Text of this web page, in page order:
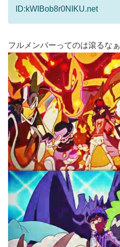
ID:kWIBob8r0NIKU.net
フルメンバーってのは滾るなぁ